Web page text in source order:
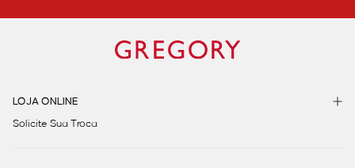
LOJA ONLINE
Solicite Sua Troca